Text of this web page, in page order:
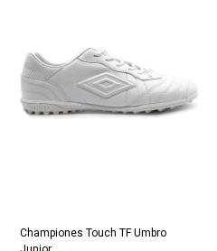
Championes Touch TF Umbro